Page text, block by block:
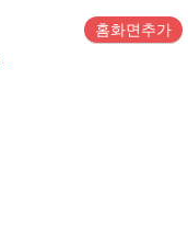
홈화면추가